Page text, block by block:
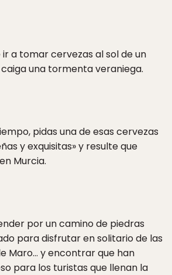
a tomar cervezas al sol de un
una tormenta veraniega.
pidas una de esas cervezas
y exquisitas» y resulte que
Murcia.
por un camino de piedras
para disfrutar en solitario de las
Maro… y encontrar que han
para los turistas que llenan la